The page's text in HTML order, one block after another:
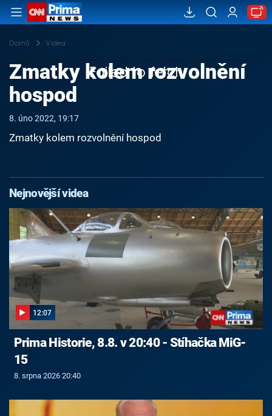
Domů Videa
Failed to fetch
Zmatky kolem rozvolnění
hospod
8. úno 2022, 19:17
Zmatky kolem rozvolnění hospod
Nejnovější videa
12:07
Prima Historie, 8.8. v 20:40 - Stíhačka MiG-
15
8. srpna 2026 20:40